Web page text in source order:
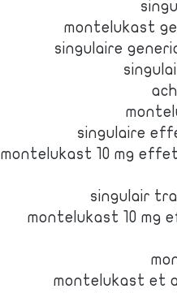
montelukast
singulaire
singulaire
montelukast 10 mg
singulair
montelukast 10 mg
montelukast et